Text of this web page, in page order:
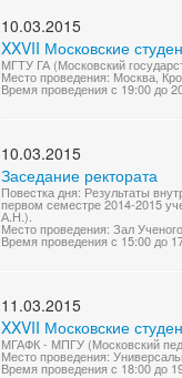
10.03.2015
XXVII Московские
МГТУ ГА (Московский
Место проведения: Москва,
Время проведения с 19:00 до
10.03.2015
Заседание ректората
Повестка дня: Результаты
первом семестре 2014-2015
А.Н.).
Место проведения: Зал
Время проведения с 15:00 до
11.03.2015
XXVII Московские
МГАФК - МПГУ (Московский
Место проведения:
Время проведения с 18:00 до